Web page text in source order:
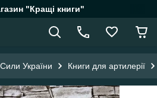
"Кращі книги"
України Книги для артилерії